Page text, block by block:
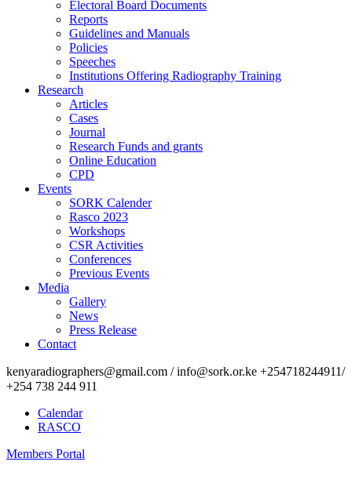
Electoral Board Documents
Reports
Guidelines and Manuals
Policies
Speeches
Institutions Offering Radiography Training
Research
Articles
Cases
Journal
Research Funds and grants
Online Education
CPD
Events
SORK Calender
Rasco 2023
Workshops
CSR Activities
Conferences
Previous Events
Media
Gallery
News
Press Release
Contact
kenyaradiographers@gmail.com / info@sork.or.ke +254718244911/
+254 738 244 911
Calendar
RASCO
Members Portal